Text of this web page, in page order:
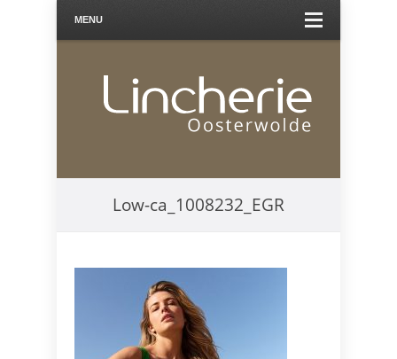
MENU
Low-ca_1008232_EGR